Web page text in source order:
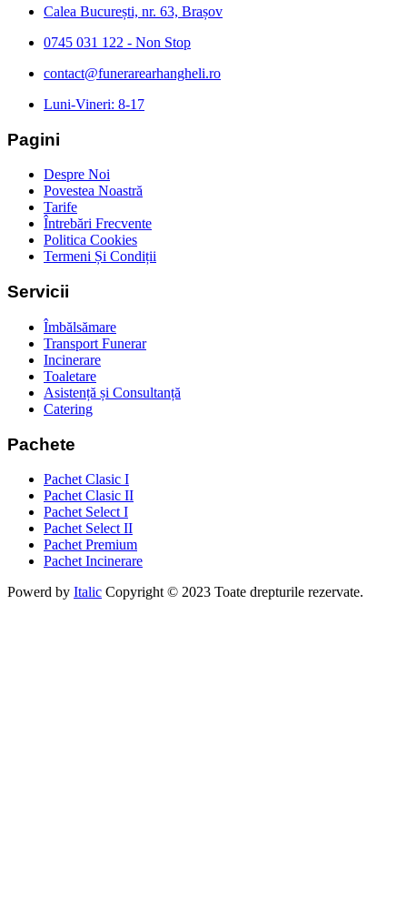
Calea București, nr. 63, Brașov
0745 031 122 - Non Stop
contact@funerarearhangheli.ro
Luni-Vineri: 8-17
Pagini
Despre Noi
Povestea Noastră
Tarife
Întrebări Frecvente
Politica Cookies
Termeni Și Condiții
Servicii
Îmbălsămare
Transport Funerar
Incinerare
Toaletare
Asistență și Consultanță
Catering
Pachete
Pachet Clasic I
Pachet Clasic II
Pachet Select I
Pachet Select II
Pachet Premium
Pachet Incinerare
Powerd by Italic Copyright © 2023 Toate drepturile rezervate.